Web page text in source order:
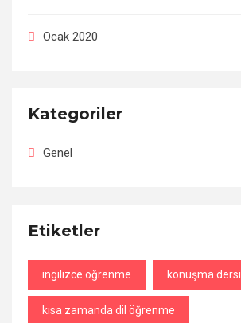
Ocak 2020
Kategoriler
Genel
Etiketler
ingilizce öğrenme konuşma dersi
kısa zamanda dil öğrenme